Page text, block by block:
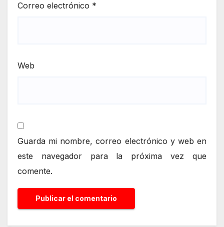
Correo electrónico *
Web
Guarda mi nombre, correo electrónico y web en
este navegador para la próxima vez que
comente.